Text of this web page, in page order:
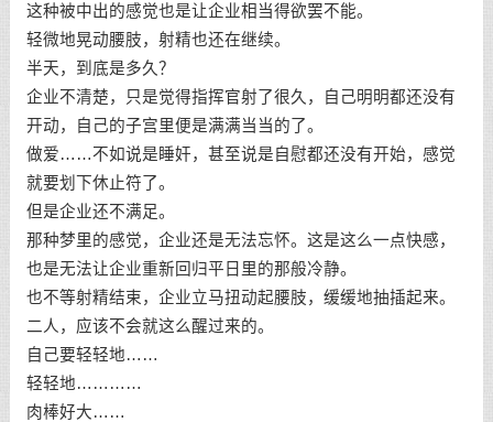
这种被中出的感觉也是让企业相当得欲罢不能。
轻微地晃动腰肢，射精也还在继续。
半天，到底是多久？
企业不清楚，只是觉得指挥官射了很久，自己明明都还没有
开动，自己的子宫里便是满满当当的了。
做爱……不如说是睡奸，甚至说是自慰都还没有开始，感觉
就要划下休止符了。
但是企业还不满足。
那种梦里的感觉，企业还是无法忘怀。这是这么一点快感，
也是无法让企业重新回归平日里的那般冷静。
也不等射精结束，企业立马扭动起腰肢，缓缓地抽插起来。
二人，应该不会就这么醒过来的。
自己要轻轻地……
轻轻地…………
肉棒好大……